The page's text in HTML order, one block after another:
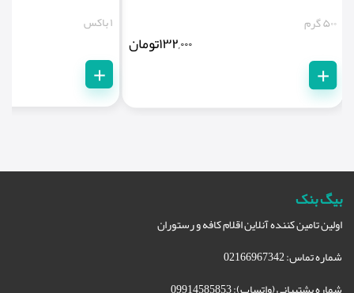
۵۰۰ گرم
۱۳۲,۰۰۰تومان
+
۱ باکس
+
بیگ بنک
اولین تامین کننده آنلاین اقلام کافه و رستوران
شماره تماس: 02166967342